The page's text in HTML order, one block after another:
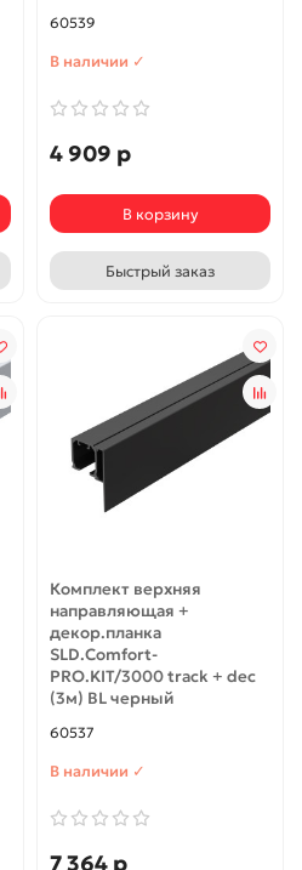
60539
В наличии ✓
4 909 р
В корзину
Быстрый заказ
Комплект верхняя
направляющая +
декор.планка
SLD.Comfort-
PRO.KIT/3000 track + dec
(3м) BL черный
60537
В наличии ✓
7 364 р